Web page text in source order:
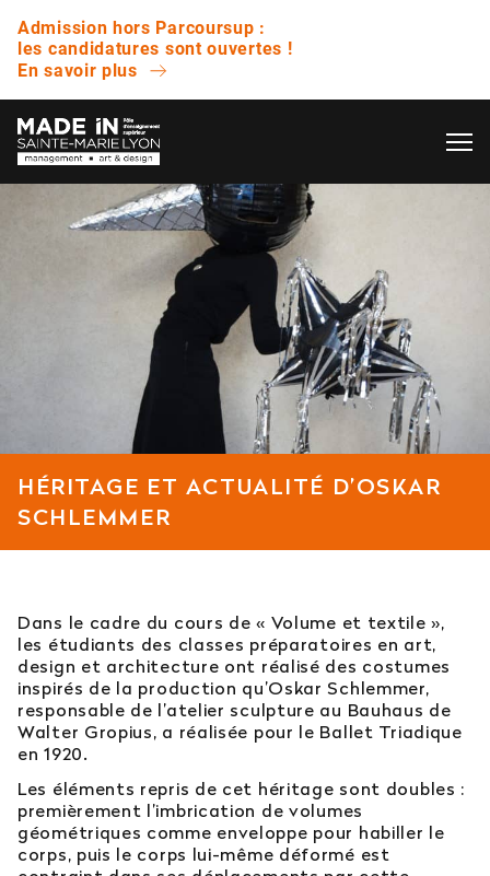
Admission hors Parcoursup :
les candidatures sont ouvertes !
En savoir plus
L’ÉCOLE
VIE ÉTUDIANTE
NOS RÉSULTATS
HÉRITAGE ET ACTUALITÉ D’OSKAR
SCHLEMMER
Dans le cadre du cours de « Volume et textile »,
les étudiants des classes préparatoires en art,
design et architecture ont réalisé des costumes
inspirés de la production qu’Oskar Schlemmer,
responsable de l’atelier sculpture au Bauhaus de
Walter Gropius, a réalisée pour le Ballet Triadique
en 1920.
Les éléments repris de cet héritage sont doubles :
premièrement l’imbrication de volumes
géométriques comme enveloppe pour habiller le
corps, puis le corps lui-même déformé est
QUESTIONS FRÉQUENTES
Avez-vous des journées portes ouvertes ?
Quelle est la différence entre un bachelor et
Est-il possible d’intégrer l’école en 2e ou 3e
année ?
Afficher plus
Orientation : vous ne trouvez
pas votre réponse ?
Contactez notre service orientation